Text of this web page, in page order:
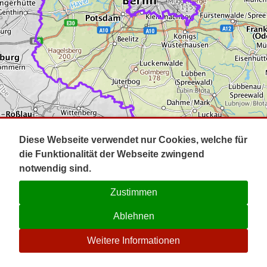
Impressum
Kontakt
☉
Diese Webseite verwendet nur Cookies, welche für
die Funktionalität der Webseite zwingend
notwendig sind.
Zustimmen
Ablehnen
Weitere Informationen